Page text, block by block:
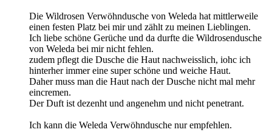
Die Wildrosen Verwöhndusche von Weleda hat mittlerweile
einen festen Platz bei mir und zählt zu meinen Lieblingen.
Ich liebe schöne Gerüche und da durfte die Wildrosendusche
von Weleda bei mir nicht fehlen.
zudem pflegt die Dusche die Haut nachweisslich, iohc ich
hinterher immer eine super schöne und weiche Haut.
Daher muss man die Haut nach der Dusche nicht mal mehr
eincremen.
Der Duft ist dezenht und angenehm und nicht penetrant.
Ich kann die Weleda Verwöhndusche nur empfehlen.